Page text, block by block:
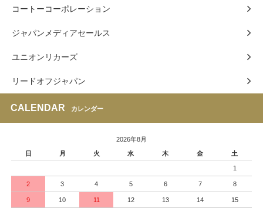
コートーコーポレーション
ジャパンメディアセールス
ユニオンリカーズ
リードオフジャパン
CALENDAR カレンダー
2026年8月
日
月 火 水 木 金 土
1
2 3 4 5 6 7 8
9 10 11 12 13 14 15